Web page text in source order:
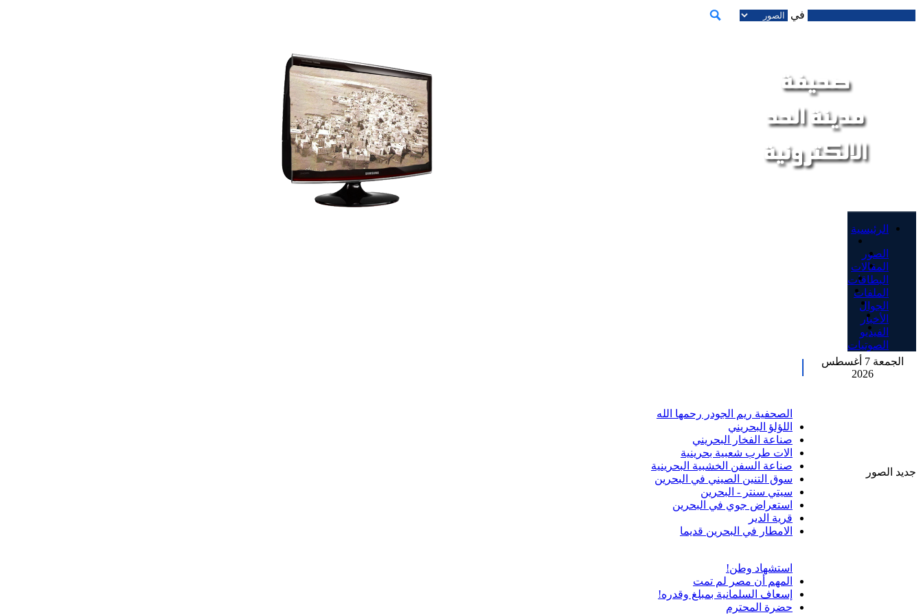
في
الرئيسية
الصور
المقالات
البطاقات
الملفات
الجوال
الأخبار
الفيديو
الصوتيات
الجمعة 7 أغسطس
2026
جديد الصور
الصحفية ريم الجودر رحمها الله
اللؤلؤ البحريني
صناعة الفخار البحريني
الات طرب شعبية بحرينية
صناعة السفن الخشبية البحرينية
سوق التنين الصيني في البحرين
سيتي سنتر - البحرين
استعراض جوي في البحرين
قرية الدير
الامطار في البحرين قديما
استشهاد وطن!
المهم أن مصر لم تمت
إسعاف السلمانية بمبلغ وقدره!
حضرة المحترم